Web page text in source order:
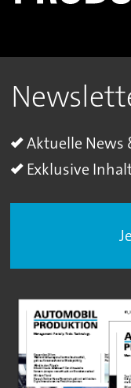
Aktuelle News
Exklusive